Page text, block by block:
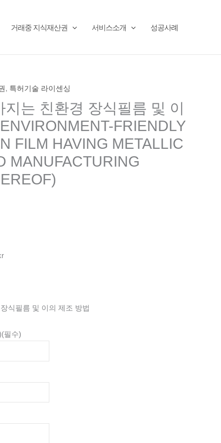
거래중 지식재산권 서비스소개 성공사례
, 특허기술 라이센싱
지는 친환경 장식필름 및 이
FRIENDLY
FILM HAVING METALLIC
MANUFACTURING
식필름 및 이의 제조 방법
(필수)